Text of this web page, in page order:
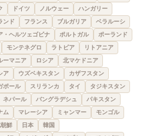
ドイツ ノルウェー
ハンガリー
ンド フランス ブルガリア
ベラルーシ
・ヘルツェゴビナ ポルトガル
ポーランド
モンテネグロ ラトビア
リトアニア
ーマニア ロシア 北マケドニア
ア ウズベキスタン
カザフスタン
ポール スリランカ タイ
タジキスタン
ネパール バングラデシュ
パキスタン
ム マレーシア ミャンマー
モンゴル
鮮 日本 韓国